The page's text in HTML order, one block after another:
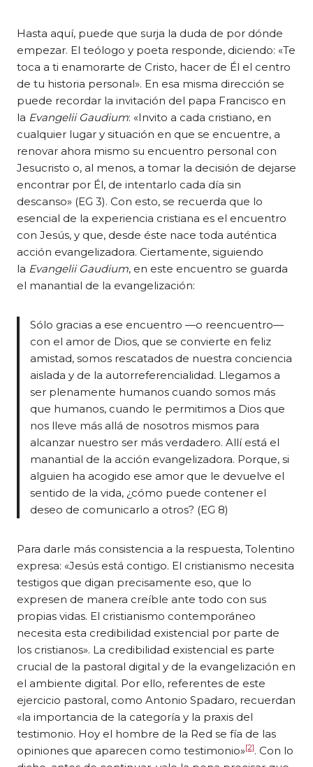
Hasta aquí, puede que surja la duda de por dónde
empezar. El teólogo y poeta responde, diciendo: «Te
toca a ti enamorarte de Cristo, hacer de Él el centro
de tu historia personal». En esa misma dirección se
puede recordar la invitación del papa Francisco en
la Evangelii Gaudium: «Invito a cada cristiano, en
cualquier lugar y situación en que se encuentre, a
renovar ahora mismo su encuentro personal con
Jesucristo o, al menos, a tomar la decisión de dejarse
encontrar por Él, de intentarlo cada día sin
descanso» (EG 3). Con esto, se recuerda que lo
esencial de la experiencia cristiana es el encuentro
con Jesús, y que, desde éste nace toda auténtica
acción evangelizadora. Ciertamente, siguiendo
la Evangelii Gaudium, en este encuentro se guarda
el manantial de la evangelización:
Sólo gracias a ese encuentro —o reencuentro—
con el amor de Dios, que se convierte en feliz
amistad, somos rescatados de nuestra conciencia
aislada y de la autorreferencialidad. Llegamos a
ser plenamente humanos cuando somos más
que humanos, cuando le permitimos a Dios que
nos lleve más allá de nosotros mismos para
alcanzar nuestro ser más verdadero. Allí está el
manantial de la acción evangelizadora. Porque, si
alguien ha acogido ese amor que le devuelve el
sentido de la vida, ¿cómo puede contener el
deseo de comunicarlo a otros? (EG 8)
Para darle más consistencia a la respuesta, Tolentino
expresa: «Jesús está contigo. El cristianismo necesita
testigos que digan precisamente eso, que lo
expresen de manera creíble ante todo con sus
propias vidas. El cristianismo contemporáneo
necesita esta credibilidad existencial por parte de
los cristianos». La credibilidad existencial es parte
crucial de la pastoral digital y de la evangelización en
el ambiente digital. Por ello, referentes de este
ejercicio pastoral, como Antonio Spadaro, recuerdan
«la importancia de la categoría y la praxis del
testimonio. Hoy el hombre de la Red se fía de las
opiniones que aparecen como testimonio»[2]. Con lo